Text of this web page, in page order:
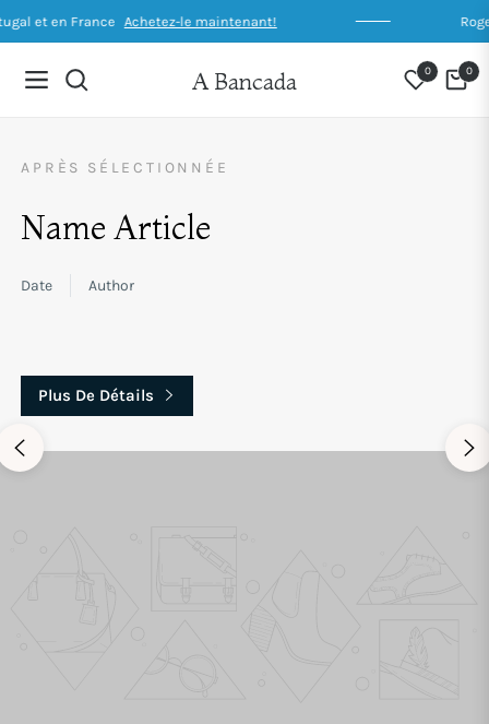
et en France Achetez-le maintenant!
Navigation A Bancada 0 0
APRÈS SÉLECTIONNÉE
Name Article
Date Author
Plus De Détails